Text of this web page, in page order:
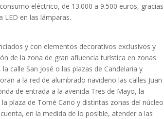
eléctrico, de 13.000 a 9.500 euros, gracias
LED en las lámparas.
y con elementos decorativos exclusivos y
de la zona de gran afluencia turística en zonas
calle San José o las plazas de Candelaria y
a la red de alumbrado navideño las calles Juan
de entrada a la avenida Tres de Mayo, la
plaza de Tomé Cano y distintas zonas del núcleo
en la medida de lo posible, atender a las